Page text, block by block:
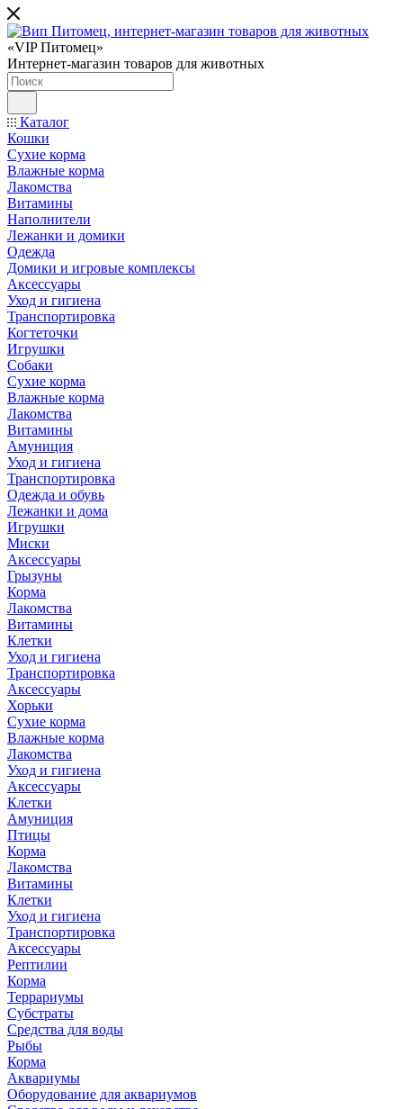
«VIP Питомец»
Интернет-магазин товаров для животных
Каталог
Кошки
Сухие корма
Влажные корма
Лакомства
Витамины
Наполнители
Лежанки и домики
Одежда
Домики и игровые комплексы
Аксессуары
Уход и гигиена
Транспортировка
Когтеточки
Игрушки
Собаки
Сухие корма
Влажные корма
Лакомства
Витамины
Амуниция
Уход и гигиена
Транспортировка
Одежда и обувь
Лежанки и дома
Игрушки
Миски
Аксессуары
Грызуны
Корма
Лакомства
Витамины
Клетки
Уход и гигиена
Транспортировка
Аксессуары
Хорьки
Сухие корма
Влажные корма
Лакомства
Уход и гигиена
Аксессуары
Клетки
Амуниция
Птицы
Корма
Лакомства
Витамины
Клетки
Уход и гигиена
Транспортировка
Аксессуары
Рептилии
Корма
Террариумы
Субстраты
Средства для воды
Рыбы
Корма
Аквариумы
Оборудование для аквариумов